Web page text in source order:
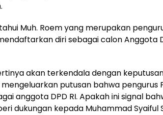
Muh. Roem yang merupakan
diri sebagai calon Anggota
akan terkendala dengan
putusan bahwa pengurus
anggota DPD RI. Apakah ini signal
dukungan kepada Muhammad Syaiful